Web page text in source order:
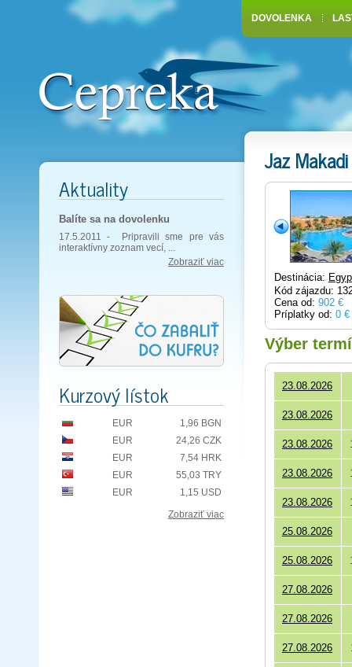
Jaz
Destinácia:
Kód zájazdu:
Cena od: 902 €
Príplatky od: 0 €
Výber
23.08.2026
23.08.2026
23.08.2026
23.08.2026
23.08.2026
25.08.2026
25.08.2026
27.08.2026
27.08.2026
27.08.2026
Aktuality
Balíte sa na dovolenku
17.5.2011 - Pripravili sme pre vás
interaktívny zoznam vecí, ...
Zobraziť viac
Kurzový lístok
EUR
1,96 BGN
EUR
24,26 CZK
EUR
7,54 HRK
EUR
55,03 TRY
EUR
1,15 USD
Zobraziť viac
DOVOLENKA